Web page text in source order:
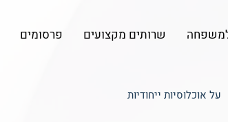
שרותים מקצועים פרסומים
על אוכלוסיות ייחודיות